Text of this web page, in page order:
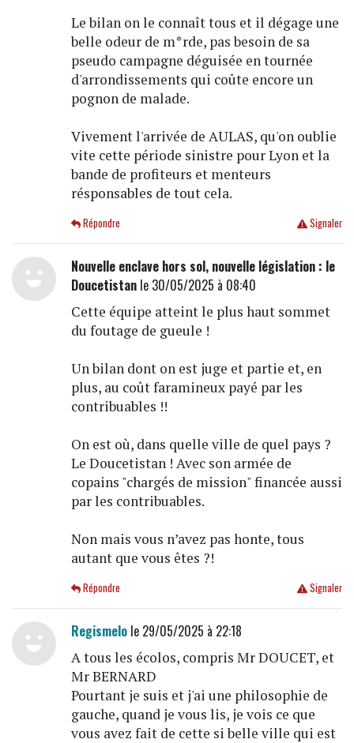
Le bilan on le connaît tous et il dégage une
belle odeur de m*rde, pas besoin de sa
pseudo campagne déguisée en tournée
d'arrondissements qui coûte encore un
pognon de malade.
Vivement l'arrivée de AULAS, qu'on oublie
vite cette période sinistre pour Lyon et la
bande de profiteurs et menteurs
résponsables de tout cela.
Signaler
Répondre
Nouvelle enclave hors sol, nouvelle législation : le
Doucetistanle 30/05/2025 à 08:40
Cette équipe atteint le plus haut sommet
du foutage de gueule !
Un bilan dont on est juge et partie et, en
plus, au coût faramineux payé par les
contribuables !!
On est où, dans quelle ville de quel pays ?
Le Doucetistan ! Avec son armée de
copains "chargés de mission" financée aussi
par les contribuables.
Non mais vous n’avez pas honte, tous
autant que vous êtes ?!
Signaler
Répondre
Regismelole 29/05/2025 à 22:18
A tous les écolos, compris Mr DOUCET, et
Mr BERNARD
Pourtant je suis et j'ai une philosophie de
gauche, quand je vous lis, je vois ce que
vous avez fait de cette si belle ville qui est